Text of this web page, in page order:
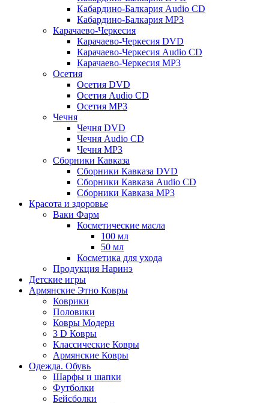
Кабардино-Балкария Audio CD
Кабардино-Балкария MP3
Карачаево-Черкесия
Карачаево-Черкесия DVD
Карачаево-Черкесия Audio CD
Карачаево-Черкесия MP3
Осетия
Осетия DVD
Осетия Audio CD
Осетия MP3
Чечня
Чечня DVD
Чечня Audio CD
Чечня MP3
Сборники Кавказа
Сборники Кавказа DVD
Сборники Кавказа Audio CD
Сборники Кавказа MP3
Красота и здоровье
Ваки Фарм
Косметические масла
100 мл
50 мл
Косметика для ухода
Продукция Наринэ
Детские игры
Армянские Этно Ковры
Коврики
Половики
Ковры Модерн
3 D Ковры
Классические Ковры
Армянские Ковры
Одежда. Обувь
Шарфы и шапки
Футболки
Бейсболки